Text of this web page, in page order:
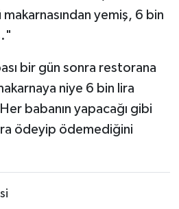
yemiş, 6 bin
bir gün sonra restorana
niye 6 bin lira
babanın yapacağı gibi
ödeyip ödemediğini